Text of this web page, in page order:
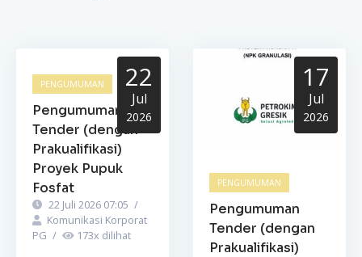
22
Jul
2026
PENGUMUMAN
Pengumuman
Tender (dengan
Prakualifikasi)
Proyek Pupuk
Fosfat
22 Juli 2026 07:05 /
Komunikasi Korporat
PG / 173x dilihat
17
Jul
2026
PENGUMUMAN
Pengumuman
Tender (dengan
Prakualifikasi)